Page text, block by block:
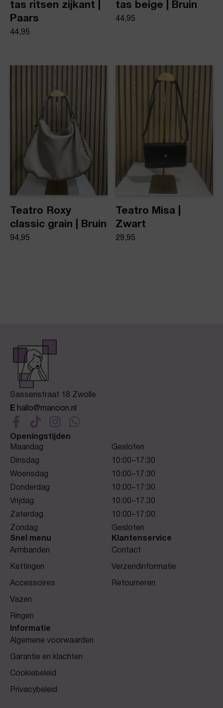
tas ritsen zijkant |
Paars
44,95
tas beige | Bruin
44,95
Teatro Roxy
classic grain | Bruin
94,95
Teatro Misa |
Zwart
29,95
Sassenstraat 18 Zwolle
E hallo@manoon.nl
Openingstijden
Maandag
Gesloten
Dinsdag
10:00–17:30
Woensdag
10:00–17:30
Donderdag
10:00–17:30
Vrijdag
10:00–17.30
Zaterdag
10:00–17:00
Zondag
Gesloten
Snel menu
Armbanden
Kettingen
Accessoires
Vazen
Ringen
Klantenservice
Contact
Verzendinformatie
Retourneren
Informatie
Algemene voorwaarden
Garantie en klachten
Cookiebeleid
Privacybeleid